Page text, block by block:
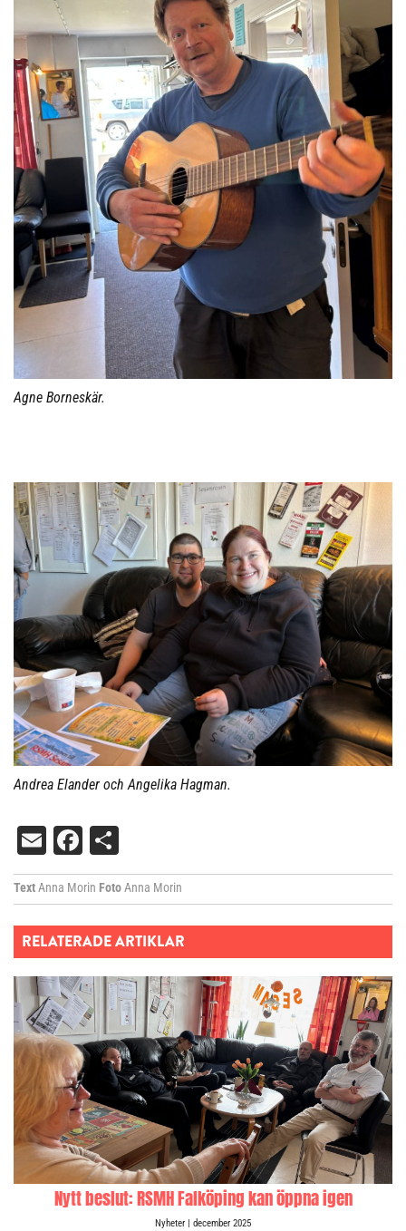
Agne Borneskär.
Andrea Elander och Angelika Hagman.
EmailFacebook
TextAnna Morin FotoAnna Morin
RELATERADE ARTIKLAR
Nytt beslut: RSMH Falköping kan öppna igen
Nyheter | december 2025